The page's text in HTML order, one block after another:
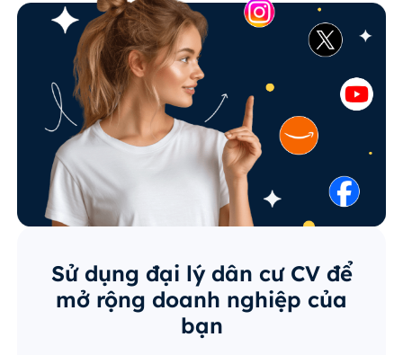
Sử dụng đại lý dân cư CV để
mở rộng doanh nghiệp của
bạn